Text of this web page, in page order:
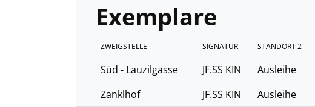
Exemplare
ZWEIGSTELLE SIGNATUR STANDORT 2
Süd - Lauzilgasse JF.SS KIN Ausleihe
Zanklhof
JF.SS KIN Ausleihe